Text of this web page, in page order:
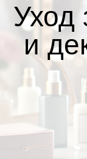
Уход
и